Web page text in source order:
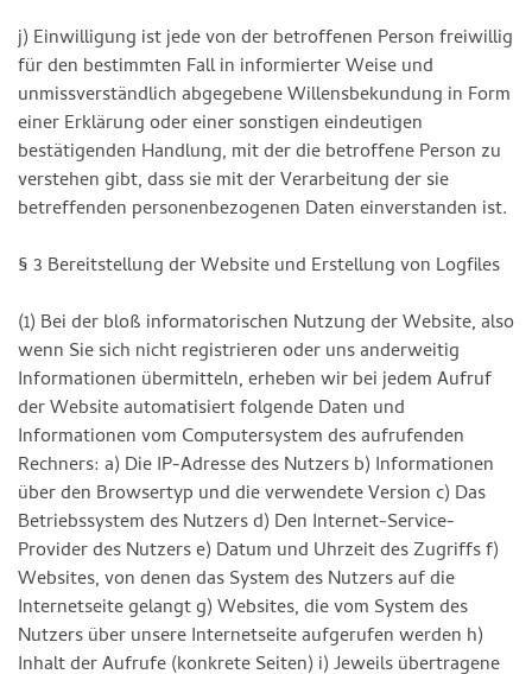
j) Einwilligung ist jede von der betroffenen Person freiwillig
für den bestimmten Fall in informierter Weise und
unmissverständlich abgegebene Willensbekundung in Form
einer Erklärung oder einer sonstigen eindeutigen
bestätigenden Handlung, mit der die betroffene Person zu
verstehen gibt, dass sie mit der Verarbeitung der sie
betreffenden personenbezogenen Daten einverstanden ist.
§ 3 Bereitstellung der Website und Erstellung von Logfiles
(1) Bei der bloß informatorischen Nutzung der Website, also
wenn Sie sich nicht registrieren oder uns anderweitig
Informationen übermitteln, erheben wir bei jedem Aufruf
der Website automatisiert folgende Daten und
Informationen vom Computersystem des aufrufenden
Rechners: a) Die IP-Adresse des Nutzers b) Informationen
über den Browsertyp und die verwendete Version c) Das
Betriebssystem des Nutzers d) Den Internet-Service-
Provider des Nutzers e) Datum und Uhrzeit des Zugriffs f)
Websites, von denen das System des Nutzers auf die
Internetseite gelangt g) Websites, die vom System des
Nutzers über unsere Internetseite aufgerufen werden h)
Inhalt der Aufrufe (konkrete Seiten) i) Jeweils übertragene